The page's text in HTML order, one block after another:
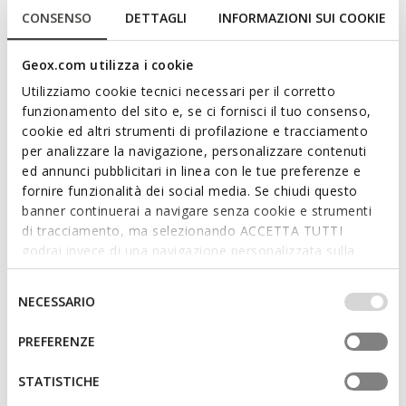
CONSENSO DETTAGLI INFORMAZIONI SUI COOKIE
Geox.com utilizza i cookie
Utilizziamo cookie tecnici necessari per il corretto
funzionamento del sito e, se ci fornisci il tuo consenso,
cookie ed altri strumenti di profilazione e tracciamento
per analizzare la navigazione, personalizzare contenuti
ed annunci pubblicitari in linea con le tue preferenze e
fornire funzionalità dei social media. Se chiudi questo
banner continuerai a navigare senza cookie e strumenti
di tracciamento, ma selezionando ACCETTA TUTTI
godrai invece di una navigazione personalizzata sulla
base dei tuoi gusti ed interessi. Selezionando
IMPOSTAZIONI potrai anche scegliere quali cookies ed
altri strumenti di tracciamento autorizzare. Per maggiori
informazioni o per modificare in qualsiasi momento le
tue impostazioni, visita la nostra
del
consenso
NECESSARIO
PREFERENZE
STATISTICHE
CIUFCIUF BABY
Scarpe running leggere e
traspiranti
da€29,44 4 COLORI
da
Price reduced from
€49,90
to
Prezzo di listino
-41%
da €29,94Prezzo precedente -2%
IUPIDOO BABY
Scarpe primi passi con strappo
€32,39
1 COLORE
Price reduced from
€54,90
to
Prezzo di listino
-41%
€32,94Prezzo precedente -2%